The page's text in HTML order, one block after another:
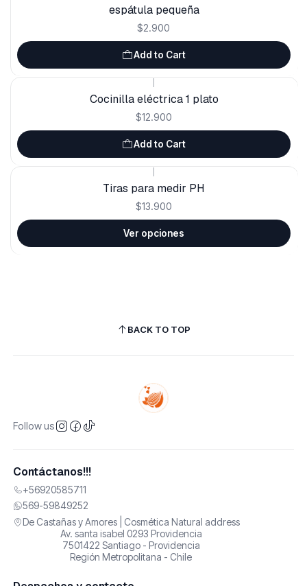
espátula pequeña
$2.900
Add to Cart
Cocinilla eléctrica 1 plato
$12.900
Add to Cart
Tiras para medir PH
$13.900
Ver opciones
BACK TO TOP
Follow us
Contáctanos!!!
+56920585711
569-59849252
De Castañas y Amores | Cosmética Natural address
Av. santa isabel 0293 Providencia
7501422 Santiago - Providencia
Región Metropolitana - Chile